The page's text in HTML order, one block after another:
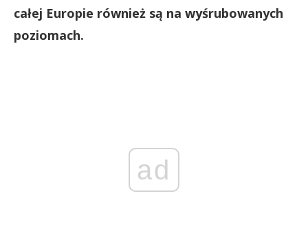
całej Europie również są na wyśrubowanych
poziomach.
ad